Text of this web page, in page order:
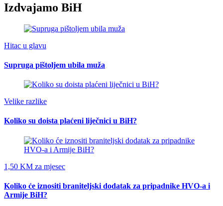
Izdvajamo BiH
Hitac u glavu
Supruga pištoljem ubila muža
Velike razlike
Koliko su doista plaćeni liječnici u BiH?
1,50 KM za mjesec
Koliko će iznositi braniteljski dodatak za pripadnike HVO-a i
Armije BiH?